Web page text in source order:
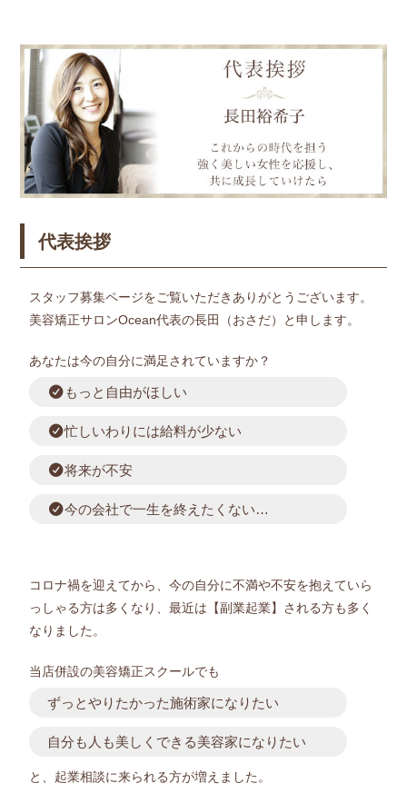
代表挨拶
スタッフ募集ページをご覧いただきありがとうございます。
美容矯正サロンOcean代表の長田（おさだ）と申します。
あなたは今の自分に満足されていますか？
もっと自由がほしい
忙しいわりには給料が少ない
将来が不安
今の会社で一生を終えたくない…
コロナ禍を迎えてから、今の自分に不満や不安を抱えていら
っしゃる方は多くなり、最近は【副業起業】される方も多く
なりました。
当店併設の美容矯正スクールでも
ずっとやりたかった施術家になりたい
自分も人も美しくできる美容家になりたい
と、起業相談に来られる方が増えました。